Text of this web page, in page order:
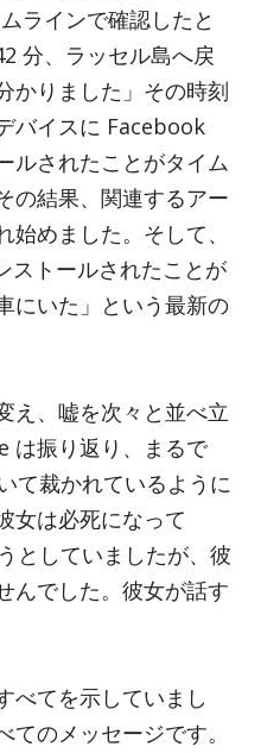
ラインで確認したと
分、ラッセル島へ戻
かりました」その時刻
バイスに Facebook
ルされたことがタイム
の結果、関連するアー
めました。そして、
ストールされたことが
にいた」という最新の
え、嘘を次々と並べ立
は振り返り、まるで
て裁かれているように
女は必死になって
としていましたが、彼
んでした。彼女が話す
べてを示していまし
のメッセージです。